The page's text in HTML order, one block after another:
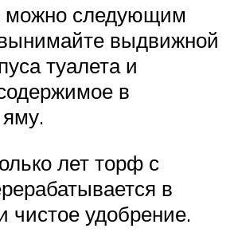
можно следующим
выдвижной
туалета и
в
лет торф с
в
чистое удобрение.